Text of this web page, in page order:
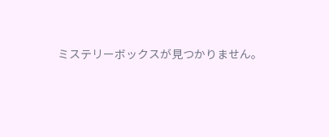
ミステリーボックスが見つかりません。